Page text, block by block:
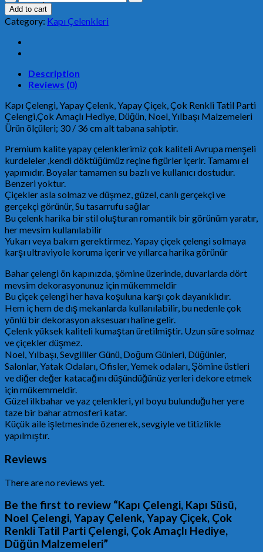
Çelengi,
Kapı
Süsü,
Noel
Çelengi,
Çelenk,
Yapay
Çok
Renkli
Tatil
Çelengi,
Çok
Amaçlı
Hediye,
Düğün
Malzemeleri
quantity
Add to cart
Category: Kapı Çelenkleri
Description
Reviews (0)
Kapı Çelengi, Yapay Çelenk, Yapay Çiçek, Çok Renkli Tatil Parti
Çelengi,Çok Amaçlı Hediye, Düğün, Noel, Yılbaşı Malzemeleri
Ürün ölçüleri; 30 / 36 cm alt tabana sahiptir.
Premium kalite yapay çelenklerimiz çok kaliteli Avrupa menşeli
kurdeleler ,kendi döktüğümüz reçine figürler içerir. Tamamı el
yapımıdır. Boyalar tamamen su bazlı ve kullanıcı dostudur.
Benzeri yoktur.
Çiçekler asla solmaz ve düşmez, güzel, canlı gerçekçi ve
gerçekçi görünür, Su tasarrufu sağlar
Bu çelenk harika bir stil oluşturan romantik bir görünüm yaratır,
her mevsim kullanılabilir
Yukarı veya bakım gerektirmez. Yapay çiçek çelengi solmaya
karşı ultraviyole koruma içerir ve yıllarca harika görünür
Bahar çelengi ön kapınızda, şömine üzerinde, duvarlarda dört
mevsim dekorasyonunuz için mükemmeldir
Bu çiçek çelengi her hava koşuluna karşı çok dayanıklıdır.
Hem iç hem de dış mekanlarda kullanılabilir, bu nedenle çok
yönlü bir dekorasyon aksesuarı haline gelir.
Çelenk yüksek kaliteli kumaştan üretilmiştir. Uzun süre solmaz
ve çiçekler düşmez.
Noel, Yılbaşı, Sevgililer Günü, Doğum Günleri, Düğünler,
Salonlar, Yatak Odaları, Ofisler, Yemek odaları, Şömine üstleri
ve diğer değer katacağını düşündüğünüz yerleri dekore etmek
için mükemmeldir.
Güzel ilkbahar ve yaz çelenkleri, yıl boyu bulunduğu her yere
taze bir bahar atmosferi katar.
Küçük aile işletmesinde özenerek, sevgiyle ve titizlikle
yapılmıştır.
Reviews
There are no reviews yet.
Be the first to review “Kapı Çelengi, Kapı Süsü,
Noel Çelengi, Yapay Çelenk, Yapay Çiçek, Çok
Renkli Tatil Parti Çelengi, Çok Amaçlı Hediye,
Düğün Malzemeleri”